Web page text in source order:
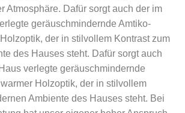
Atmosphäre. Dafür sorgt auch der im
geräuschmindernde Amtiko-
der in stilvollem Kontrast zum
des Hauses steht. Dafür sorgt auch
verlegte geräuschmindernde
Holzoptik, der in stilvollem
Ambiente des Hauses steht. Bei